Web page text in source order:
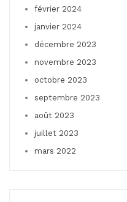
février 2024
janvier 2024
décembre 2023
novembre 2023
octobre 2023
septembre 2023
août 2023
juillet 2023
mars 2022